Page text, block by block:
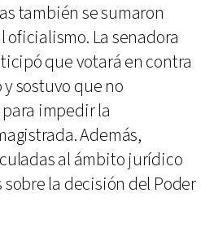
también se sumaron
oficialismo. La senadora
que votará en contra
sostuvo que no
impedir la
Además,
al ámbito jurídico
la decisión del Poder